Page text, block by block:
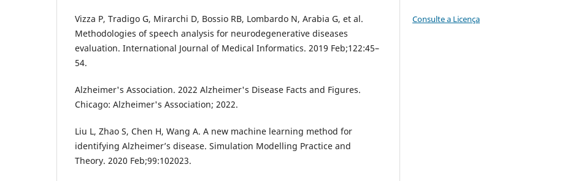
Vizza P, Tradigo G, Mirarchi D, Bossio RB, Lombardo N, Arabia G, et al.
Methodologies of speech analysis for neurodegenerative diseases
evaluation. International Journal of Medical Informatics. 2019 Feb;122:45–
54.
Alzheimer's Association. 2022 Alzheimer's Disease Facts and Figures.
Chicago: Alzheimer's Association; 2022.
Liu L, Zhao S, Chen H, Wang A. A new machine learning method for
identifying Alzheimer’s disease. Simulation Modelling Practice and
Theory. 2020 Feb;99:102023.
Consulte a Licença